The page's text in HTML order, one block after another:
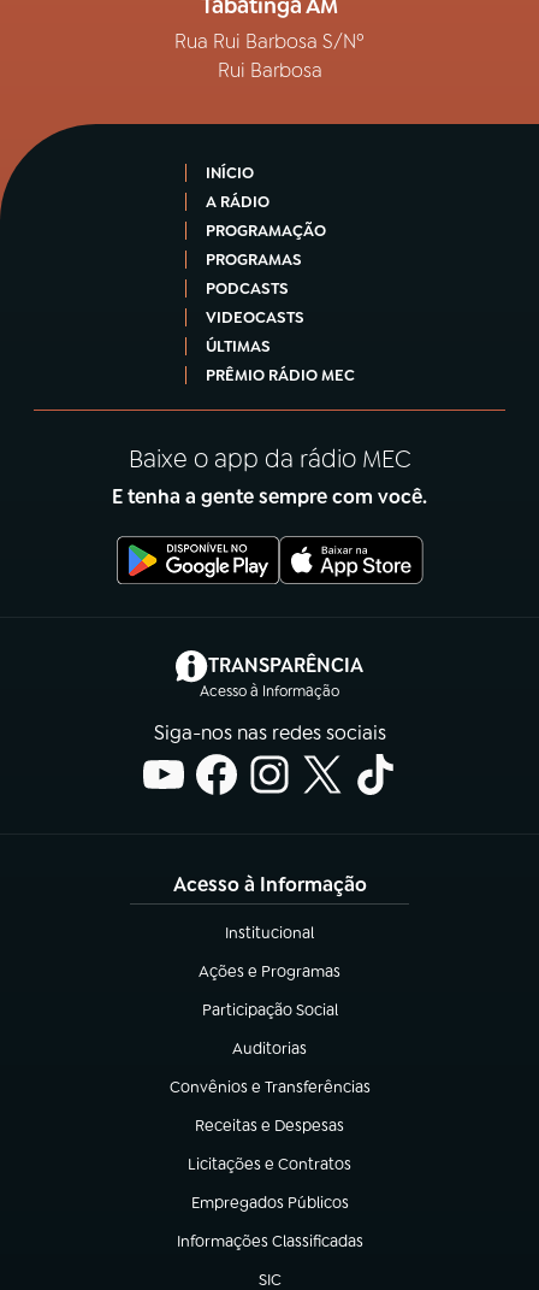
Tabatinga AM
Rua Rui Barbosa S/Nº
Rui Barbosa
INÍCIO
A RÁDIO
PROGRAMAÇÃO
PROGRAMAS
PODCASTS
VIDEOCASTS
ÚLTIMAS
PRÊMIO RÁDIO MEC
Baixe o app da rádio MEC
E tenha a gente sempre com você.
TRANSPARÊNCIA
Acesso à Informação
(abre em nova aba)
Siga-nos nas redes sociais
Acesso à Informação
Institucional
(abre em nova aba)
Ações e Programas
(abre em nova aba)
Participação Social
(abre em nova aba)
Auditorias
(abre em nova aba)
Convênios e Transferências
(abre em nova aba)
Receitas e Despesas
(abre em nova aba)
Licitações e Contratos
(abre em nova aba)
Empregados Públicos
(abre em nova aba)
Informações Classificadas
(abre em nova aba)
SIC